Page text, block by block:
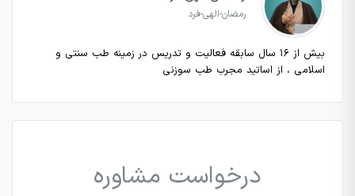
رمضان-الهی-فرد
بیش از ۱۶ سال سابقه فعالیت و تدریس در زمینه طب سنتی و
اسلامی ، از اساتید مجرب طب سوزنی
درخواست مشاوره